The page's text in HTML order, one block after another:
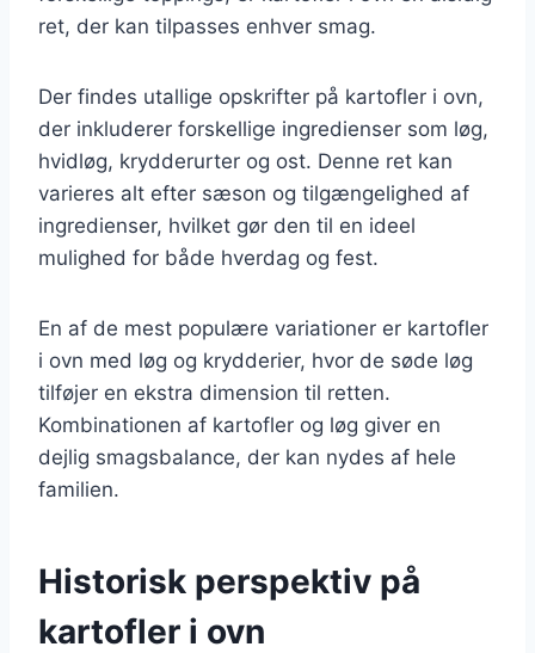
ret, der kan tilpasses enhver smag.
Der findes utallige opskrifter på kartofler i ovn,
der inkluderer forskellige ingredienser som løg,
hvidløg, krydderurter og ost. Denne ret kan
varieres alt efter sæson og tilgængelighed af
ingredienser, hvilket gør den til en ideel
mulighed for både hverdag og fest.
En af de mest populære variationer er kartofler
i ovn med løg og krydderier, hvor de søde løg
tilføjer en ekstra dimension til retten.
Kombinationen af kartofler og løg giver en
dejlig smagsbalance, der kan nydes af hele
familien.
Historisk perspektiv på
kartofler i ovn